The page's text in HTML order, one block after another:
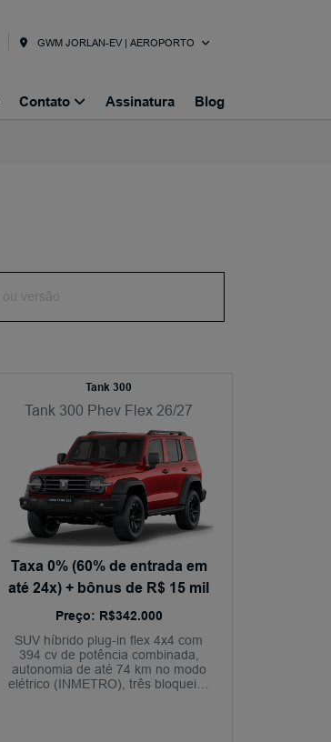
GWM JORLAN-EV | AEROPORTO
Contato Assinatura Blog
Tank 300
Tank 300 Phev Flex 26/27
Taxa 0% (60% de entrada em
até 24x) + bônus de R$ 15 mil
Preço: R$342.000
SUV híbrido plug-in flex 4x4 com
394 cv de potência combinada,
autonomia de até 74 km no modo
elétrico (INMETRO), três bloqueios